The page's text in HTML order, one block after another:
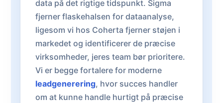
data på det rigtige tidspunkt. Sigma
fjerner flaskehalsen for dataanalyse,
ligesom vi hos Coherta fjerner støjen i
markedet og identificerer de præcise
virksomheder, jeres team bør prioritere.
Vi er begge fortalere for moderne
leadgenerering, hvor succes handler
om at kunne handle hurtigt på præcise